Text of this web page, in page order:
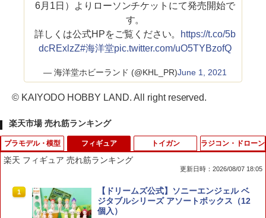
6月1日）よりローソンチケットにて発売開始で
す。
詳しくは公式HPをご覧ください。 https://t.co/5b
dcRExlzZ#海洋堂pic.twitter.com/uO5TYBzofQ
— 海洋堂ホビーランド (@KHL_PR)June 1, 2021
© KAIYODO HOBBY LAND. All right reserved.
楽天市場 売れ筋ランキング
プラモデル・模型
1
タミヤ 1/32 ミニ四駆PROシリーズ ミニ
四駆スターターパックMA パワータイプ
(ブラストアロー) (MAシャーシ) 【1864
フィギュア
楽天 フィギュア 売れ筋ランキング
更新日時：2026/08/07 18:05
1
【ドリームズ公式】ソニーエンジェル ベ
ジタブルシリーズ アソートボックス（12
個入）
トイガン ラジコン・ドローン